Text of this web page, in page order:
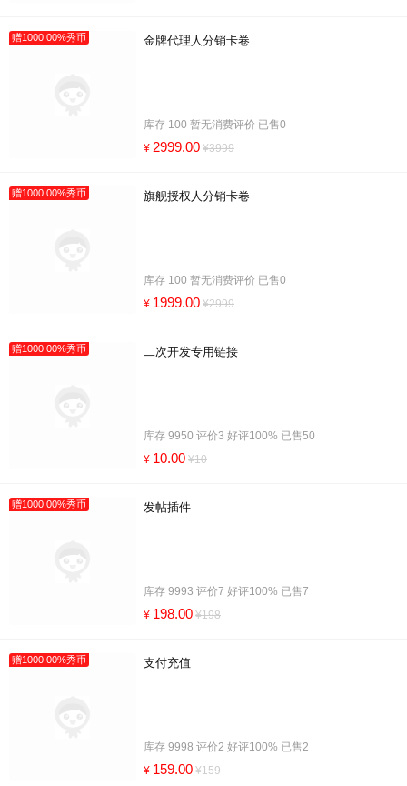
赠1000.00%秀币 金牌代理人分销卡卷
库存 100 暂无消费评价 已售0
¥ 2999.00 ¥3999
赠1000.00%秀币 旗舰授权人分销卡卷
库存 100 暂无消费评价 已售0
¥ 1999.00 ¥2999
赠1000.00%秀币 二次开发专用链接
库存 9950 评价3 好评100% 已售50
¥ 10.00 ¥10
赠1000.00%秀币 发帖插件
库存 9993 评价7 好评100% 已售7
¥ 198.00 ¥198
赠1000.00%秀币 支付充值
库存 9998 评价2 好评100% 已售2
¥ 159.00 ¥159